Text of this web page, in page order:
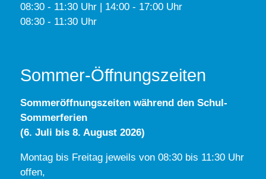
08:30 - 11:30 Uhr | 14:00 - 17:00 Uhr
08:30 - 11:30 Uhr
Sommer-Öffnungszeiten
Sommeröffnungszeiten während den Schul-
Sommerferien
(6. Juli bis 8. August 2026)
Montag bis Freitag jeweils von 08:30 bis 11:30 Uhr
offen,